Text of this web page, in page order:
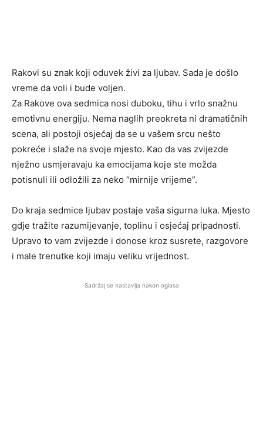
Rakovi su znak koji oduvek živi za ljubav. Sada je došlo
vreme da voli i bude voljen.
Za Rakove ova sedmica nosi duboku, tihu i vrlo snažnu
emotivnu energiju. Nema naglih preokreta ni dramatičnih
scena, ali postoji osjećaj da se u vašem srcu nešto
pokreće i slaže na svoje mjesto. Kao da vas zvijezde
nježno usmjeravaju ka emocijama koje ste možda
potisnuli ili odložili za neko “mirnije vrijeme”.
Do kraja sedmice ljubav postaje vaša sigurna luka. Mjesto
gdje tražite razumijevanje, toplinu i osjećaj pripadnosti.
Upravo to vam zvijezde i donose kroz susrete, razgovore
i male trenutke koji imaju veliku vrijednost.
Sadržaj se nastavlja nakon oglasa